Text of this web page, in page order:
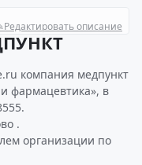
Редактировать описание
компания медпункт
фармацевтика», в
.
организации по